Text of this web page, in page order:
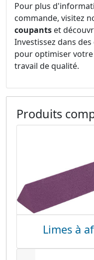
Pour plus
commande, visitez
coupants et
Investissez dans
pour optimiser
travail de qualité.
Produits
Limes à